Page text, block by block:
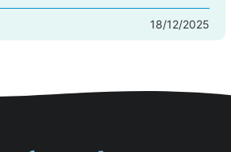
không ngán. Kết hợp với sả băm
món này lên đĩa là mùi thơm bốc lên
viết này hướng dẫn bạn cách...
18/12/2025